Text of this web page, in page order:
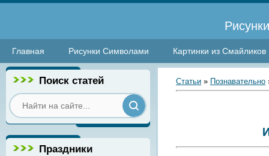
Главная Рисунки Символами Картинки из Смайликов
Поиск статей
Праздники
Статьи » Познавательно